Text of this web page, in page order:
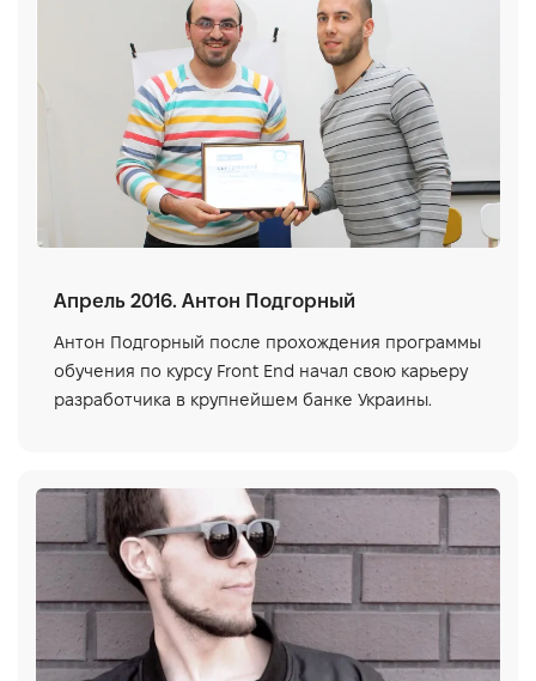
Апрель 2016. Антон Подгорный
Антон Подгорный после прохождения программы
обучения по курсу Front End начал свою карьеру
разработчика в крупнейшем банке Украины.